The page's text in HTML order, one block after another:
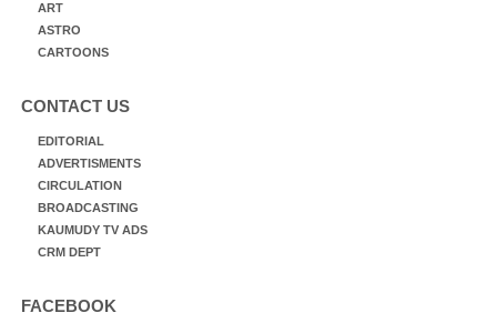
ART
ASTRO
CARTOONS
CONTACT US
EDITORIAL
ADVERTISMENTS
CIRCULATION
BROADCASTING
KAUMUDY TV ADS
CRM DEPT
FACEBOOK